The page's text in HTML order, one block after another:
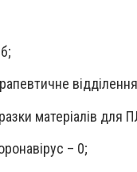
матеріалів для
– 0;